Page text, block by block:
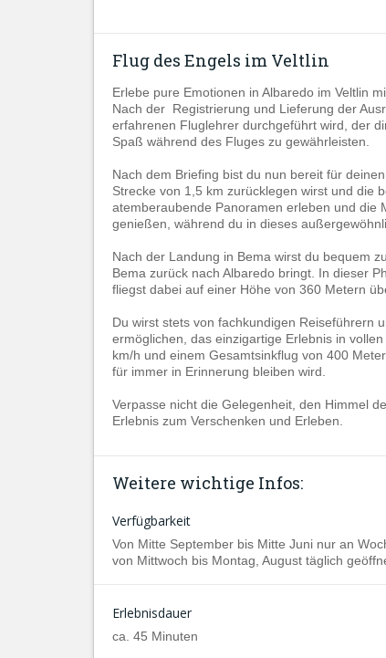
Flug des Engels im Veltlin
Erlebe pure Emotionen in Albaredo im Veltlin
Nach der Registrierung und Lieferung der
erfahrenen Fluglehrer durchgeführt wird, der
Spaß während des Fluges zu gewährleisten.
Nach dem Briefing bist du nun bereit für
Strecke von 1,5 km zurücklegen wirst und die
atemberaubende Panoramen erleben und die
genießen, während du in dieses
Nach der Landung in Bema wirst du bequem
Bema zurück nach Albaredo bringt. In dieser
fliegst dabei auf einer Höhe von 360 Metern
Du wirst stets von fachkundigen Reiseführern
ermöglichen, das einzigartige Erlebnis in
km/h und einem Gesamtsinkflug von 400
für immer in Erinnerung bleiben wird.
Verpasse nicht die Gelegenheit, den Himmel
Erlebnis zum Verschenken und Erleben.
Weitere wichtige Infos:
Verfügbarkeit
Von Mitte September bis Mitte Juni nur an
von Mittwoch bis Montag, August täglich
Erlebnisdauer
ca. 45 Minuten